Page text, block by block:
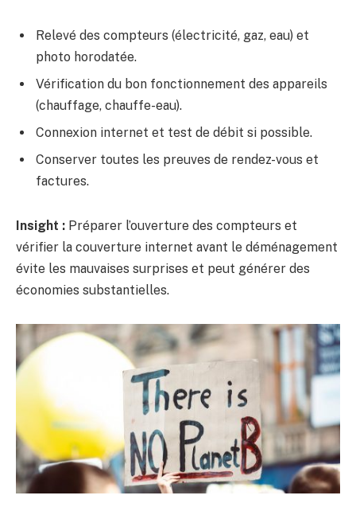
Relevé des compteurs (électricité, gaz, eau) et
photo horodatée.
Vérification du bon fonctionnement des appareils
(chauffage, chauffe-eau).
Connexion internet et test de débit si possible.
Conserver toutes les preuves de rendez-vous et
factures.
Insight : Préparer l’ouverture des compteurs et
vérifier la couverture internet avant le déménagement
évite les mauvaises surprises et peut générer des
économies substantielles.